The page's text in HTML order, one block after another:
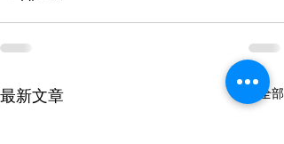
最新文章 查看全部